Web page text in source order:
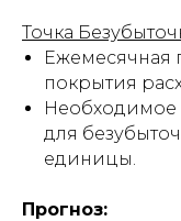
Точка
Ежемесячная
покрытия
Необходимое
для
единицы.
Прогноз: